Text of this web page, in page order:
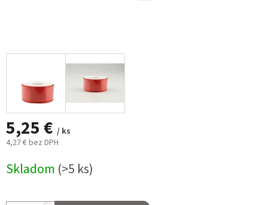
5,25 € / ks
4,27 € bez DPH
cena:
Skladom (>5 ks)